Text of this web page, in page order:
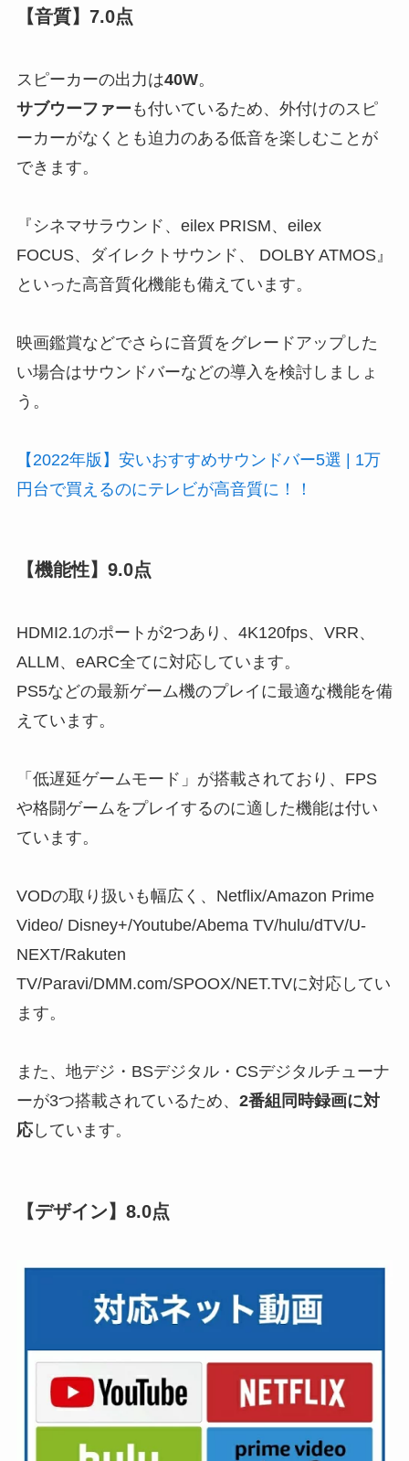
【音質】7.0点
スピーカーの出力は40W。
サブウーファー も付いているため、外付けのスピ
ーカーがなくとも迫力のある低音を楽しむことが
できます。
『シネマサラウンド、eilex PRISM、eilex
FOCUS、ダイレクトサウンド、 DOLBY ATMOS』
といった高音質化機能も備えています。
映画鑑賞などでさらに音質をグレードアップした
い場合はサウンドバーなどの導入を検討しましょ
う。
【2022年版】安いおすすめサウンドバー5選 | 1万
円台で買えるのにテレビが高音質に！！
【機能性】9.0点
HDMI2.1のポートが2つあり、4K120fps、VRR、
ALLM、eARC全てに対応しています。
PS5などの最新ゲーム機のプレイに最適な機能を備
えています。
「低遅延ゲームモード」が搭載されており、FPS
や格闘ゲームをプレイするのに適した機能は付い
ています。
VODの取り扱いも幅広く、Netflix/Amazon Prime
Video/ Disney+/Youtube/Abema TV/hulu/dTV/U-
NEXT/Rakuten
TV/Paravi/DMM.com/SPOOX/NET.TVに対応してい
ます。
また、地デジ・BSデジタル・CSデジタルチューナ
ーが3つ搭載されているため、 2番組同時録画に対
応しています。
【デザイン】8.0点